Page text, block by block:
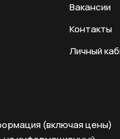
Вакансии
Контакты
Личный
(включая цены)